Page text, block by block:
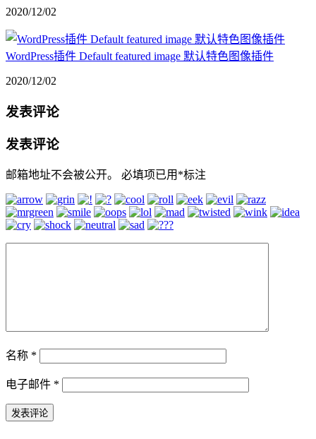
2020/12/02
WordPress插件 Default featured image 默认特色图像插件
2020/12/02
发表评论
发表评论
邮箱地址不会被公开。 必填项已用 *标注
名称 *
电子邮件 *